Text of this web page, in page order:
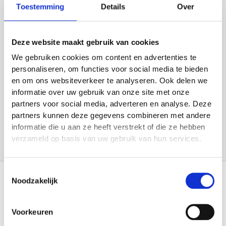
Toestemming Details Over
Deze website maakt gebruik van cookies
We gebruiken cookies om content en advertenties te
personaliseren, om functies voor social media te bieden
en om ons websiteverkeer te analyseren. Ook delen we
informatie over uw gebruik van onze site met onze
partners voor social media, adverteren en analyse. Deze
partners kunnen deze gegevens combineren met andere
informatie die u aan ze heeft verstrekt of die ze hebben
verzameld op basis van uw gebruik van hun services.
Noodzakelijk
Voorkeuren
k
e
n
Categorieën
Cadeau Ideeën
Looptraining
Sport en Spel
Sporten
Trainingsmateriaal